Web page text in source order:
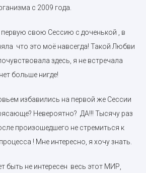
с 2009 года.
свою Сессию с доченькой , в
что это моё навсегда! Такой Любви
здесь, я не встречала
больше нигде!
избавились на первой же Сессии
Невероятно? ДА!!! Тысячу раз
произошедшего не стремиться к
! Мне интересно, я хочу знать.
быть не интересен весь этот МИР,